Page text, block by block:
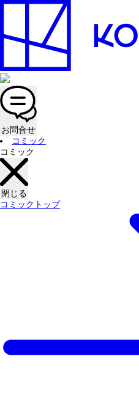
お問合せ
コミック
コミック
閉じる
コミックトップ